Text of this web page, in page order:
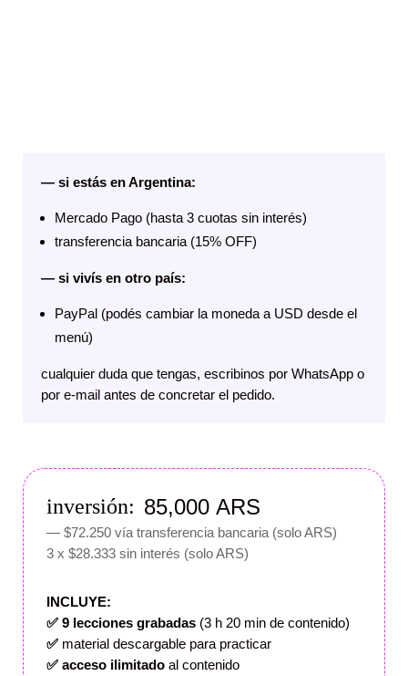
— si estás en Argentina:
Mercado Pago (hasta 3 cuotas sin interés)
transferencia bancaria (15% OFF)
— si vivís en otro país:
PayPal (podés cambiar la moneda a USD desde el
menú)
cualquier duda que tengas, escribinos por WhatsApp o
por e-mail antes de concretar el pedido.
85,000 ARS
— $72.250 vía transferencia bancaria (solo ARS)
3 x $28.333sin interés (solo ARS)
INCLUYE:
✅ 9 lecciones grabadas (3 h 20 min de contenido)
✅ material descargable para practicar
✅ acceso ilimitadoal contenido